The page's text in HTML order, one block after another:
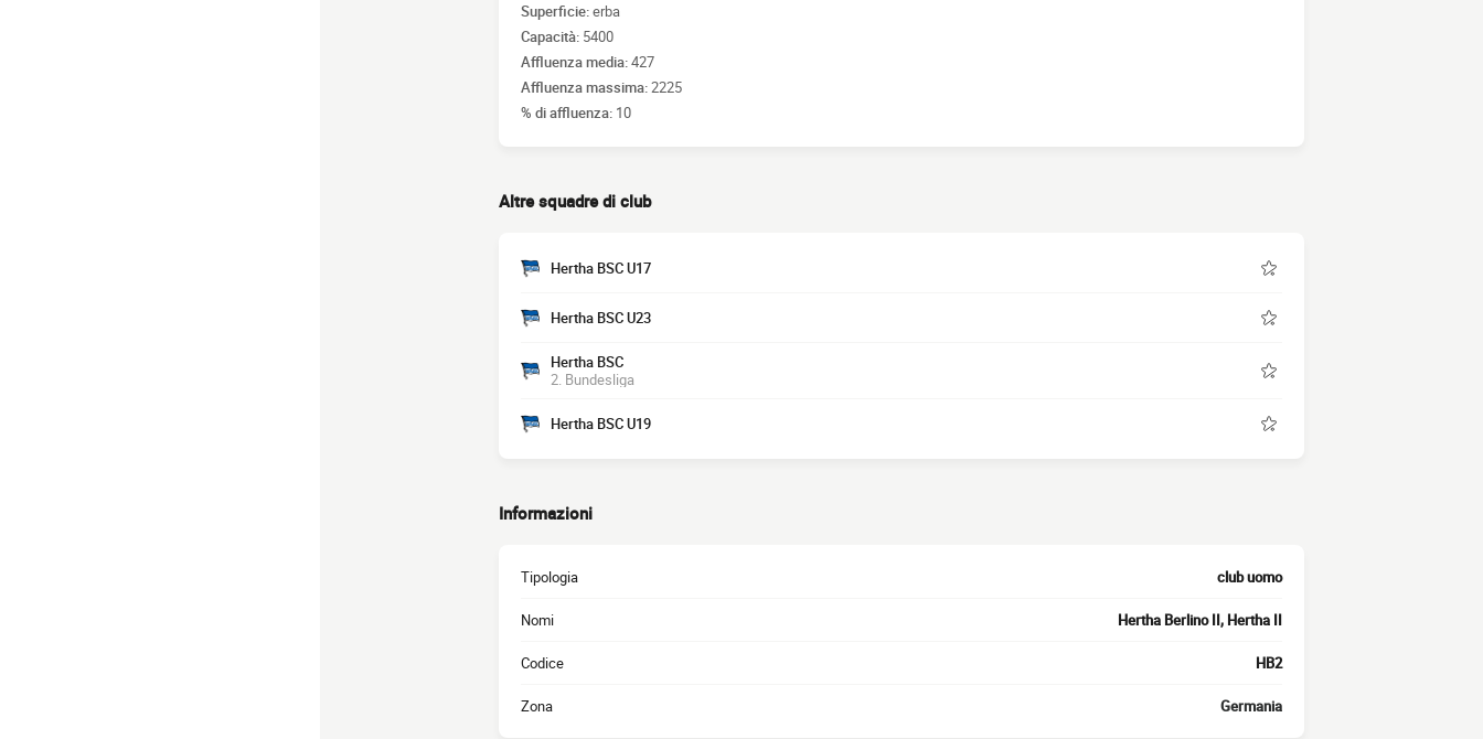
Superficie:erba
Capacità: 5400
Affluenza media:427
Affluenza massima:2225
% di affluenza: 10
Altre squadre di club
Hertha BSC U17
Hertha BSC U23
Hertha BSC
2. Bundesliga
Hertha BSC U19
Informazioni
Tipologia club uomo
Nomi Hertha Berlino II, Hertha II
Codice HB2
Zona Germania